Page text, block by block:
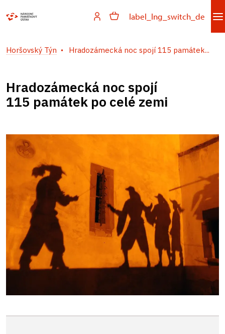
label_lng_switch_de
Horšovský Týn Hradozámecká noc spojí 115 památek...
Hradozámecká noc spojí
115 památek po celé zemi